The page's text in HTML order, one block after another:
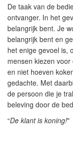
De taak van de
ontvanger. In het
belangrijk bent. Je
belangrijk bent en
het enige gevoel is,
mensen kiezen
en niet hoeven
gedachte. Met
de persoon die je
beleving door de
“De klant is koning!"